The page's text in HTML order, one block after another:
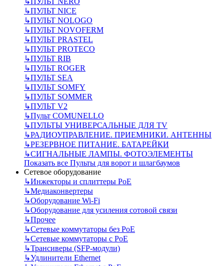
↳ПУЛЬТ NICE
↳ПУЛЬТ NOLOGO
↳ПУЛЬТ NOVOFERM
↳ПУЛЬТ PRASTEL
↳ПУЛЬТ PROTECO
↳ПУЛЬТ RIB
↳ПУЛЬТ ROGER
↳ПУЛЬТ SEA
↳ПУЛЬТ SOMFY
↳ПУЛЬТ SOMMER
↳ПУЛЬТ V2
↳Пульт СOMUNELLO
↳ПУЛЬТЫ УНИВЕРСАЛЬНЫЕ ДЛЯ TV
↳РАДИОУПРАВЛЕНИЕ. ПРИЕМНИКИ. АНТЕННЫ
↳РЕЗЕРВНОЕ ПИТАНИЕ. БАТАРЕЙКИ
↳СИГНАЛЬНЫЕ ЛАМПЫ. ФОТОЭЛЕМЕНТЫ
Показать все Пульты для ворот и шлагбаумов
Сетевое оборудование
↳Инжекторы и сплиттеры РоЕ
↳Медиаконвертеры
↳Оборудование Wi-Fi
↳Оборудование для усиления сотовой связи
↳Прочее
↳Сетевые коммутаторы без РоЕ
↳Сетевые коммутаторы с РоЕ
↳Трансиверы (SFP-модули)
↳Удлинители Ethernet